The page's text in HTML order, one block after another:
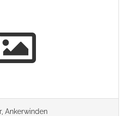
Ankerwinden